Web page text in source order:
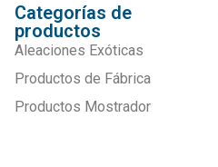
Categorías de
productos
Aleaciones Exóticas
Productos de Fábrica
Productos Mostrador